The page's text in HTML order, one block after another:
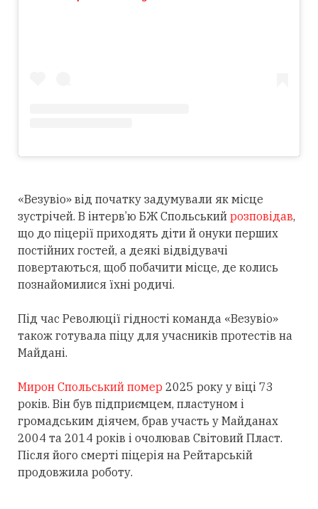
«Везувіо» від початку задумували як місце
зустрічей. В інтерв’ю БЖ Спольський розповідав,
що до піцерії приходять діти й онуки перших
постійних гостей, а деякі відвідувачі
повертаються, щоб побачити місце, де колись
познайомилися їхні родичі.
Під час Революції гідності команда «Везувіо»
також готувала піцу для учасників протестів на
Майдані.
Мирон Спольський помер 2025 року у віці 73
років. Він був підприємцем, пластуном і
громадським діячем, брав участь у Майданах
2004 та 2014 років і очолював Світовий Пласт.
Після його смерті піцерія на Рейтарській
продовжила роботу.